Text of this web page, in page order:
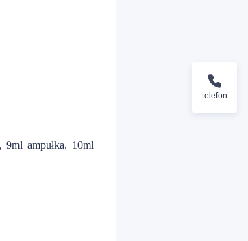
9ml ampułka, 10ml
telefon